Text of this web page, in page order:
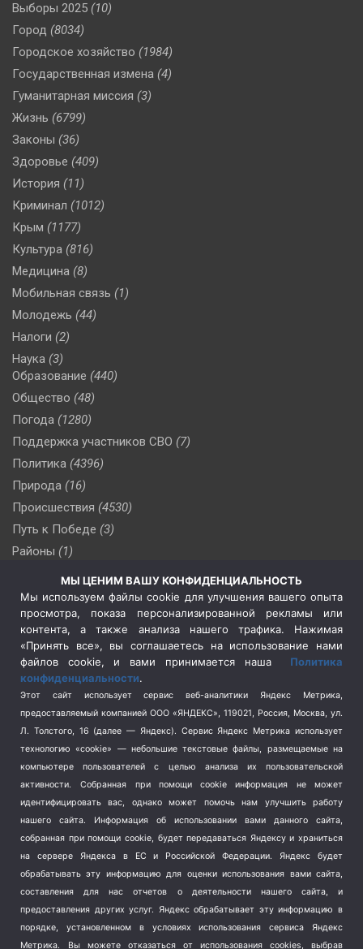
Выборы 2025 (10)
Город (8034)
Городское хозяйство (1984)
Государственная измена (4)
Гуманитарная миссия (3)
Жизнь (6799)
Законы (36)
Здоровье (409)
История (11)
Криминал (1012)
Крым (1177)
Культура (816)
Медицина (8)
Мобильная связь (1)
Молодежь (44)
Налоги (2)
Наука (3)
Образование (440)
Общество (48)
Погода (1280)
Поддержка участников СВО (7)
Политика (4396)
Природа (16)
Происшествия (4530)
Путь к Победе (3)
Районы (1)
(509)
Сельское хозяйство (3)
Социальная политика
(3)
Спецоперация в Украине
Спецоперация на Украине
(404)
Спорт (740)
Терроризм (1)
Транспорт (262)
Туризм (178)
Школа и спорт (2)
Экология (8)
Экономика (1172)
МЫ ЦЕНИМ ВАШУ КОНФИДЕНЦИАЛЬНОСТЬ
Мы используем файлы cookie для улучшения вашего опыта
просмотра, показа персонализированной рекламы или
контента, а также анализа нашего трафика. Нажимая
«Принять все», вы соглашаетесь на использование нами
файлов cookie, и вами принимается наша Политика
конфиденциальности.
Этот сайт использует сервис веб-аналитики Яндекс Метрика,
предоставляемый компанией ООО «ЯНДЕКС», 119021, Россия, Москва, ул.
Л. Толстого, 16 (далее — Яндекс). Сервис Яндекс Метрика использует
технологию «cookie» — небольшие текстовые файлы, размещаемые на
компьютере пользователей с целью анализа их пользовательской
активности.
Собранная при помощи cookie информация не может
идентифицировать вас, однако может помочь нам улучшить работу
нашего сайта. Информация об использовании вами данного сайта,
собранная при помощи cookie, будет передаваться Яндексу и храниться
на сервере Яндекса в ЕС и Российской Федерации. Яндекс будет
обрабатывать эту информацию для оценки использования вами сайта,
составления для нас отчетов о деятельности нашего сайта, и
предоставления других услуг. Яндекс обрабатывает эту информацию в
порядке, установленном в условиях использования сервиса Яндекс
Метрика.
Вы можете отказаться от использования cookies, выбрав